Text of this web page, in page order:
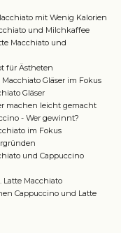
mit Wenig Kalorien
und Milchkaffee
Macchiato und
für Ästheten
Gläser im Fokus
Gläser
machen leicht gemacht
- Wer gewinnt?
im Fokus
und Cappuccino
Latte Macchiato
Cappuccino und Latte